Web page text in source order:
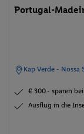
Portugal-
Kap Verde - Nossa
€ 300.- sparen
Ausflug in die